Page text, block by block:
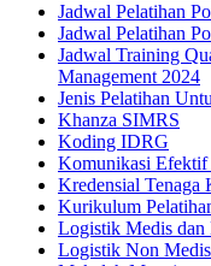
Jadwal Pelatihan
Jadwal Pelatihan
Jadwal Training
Management 2024
Jenis Pelatihan
Khanza SIMRS
Koding IDRG
Komunikasi Efektif
Kredensial Tenaga
Kurikulum
Logistik Medis dan
Logistik Non